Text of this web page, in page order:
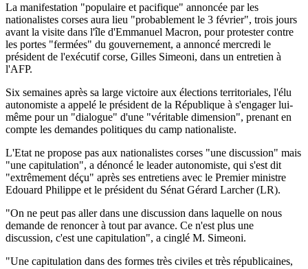
La manifestation "populaire et pacifique" annoncée par les
nationalistes corses aura lieu "probablement le 3 février", trois jours
avant la visite dans l'île d'Emmanuel Macron, pour protester contre
les portes "fermées" du gouvernement, a annoncé mercredi le
président de l'exécutif corse, Gilles Simeoni, dans un entretien à
l'AFP.
Six semaines après sa large victoire aux élections territoriales, l'élu
autonomiste a appelé le président de la République à s'engager lui-
même pour un "dialogue" d'une "véritable dimension", prenant en
compte les demandes politiques du camp nationaliste.
L'Etat ne propose pas aux nationalistes corses "une discussion" mais
"une capitulation", a dénoncé le leader autonomiste, qui s'est dit
"extrêmement déçu" après ses entretiens avec le Premier ministre
Edouard Philippe et le président du Sénat Gérard Larcher (LR).
"On ne peut pas aller dans une discussion dans laquelle on nous
demande de renoncer à tout par avance. Ce n'est plus une
discussion, c'est une capitulation", a cinglé M. Simeoni.
"Une capitulation dans des formes très civiles et très républicaines,